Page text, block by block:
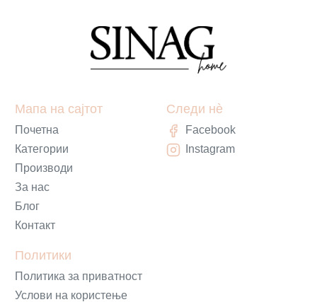
Мапа на сајтот
Почетна
Категории
Производи
За нас
Блог
Контакт
Политики
Политика за приватност
Услови на користење
Следи нè
Facebook
Instagram